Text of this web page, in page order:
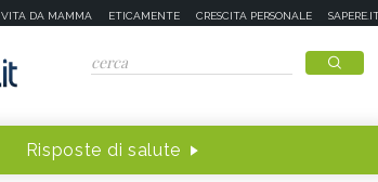
VITA DA MAMMA ETICAMENTE CRESCITA PERSONALE
Risposte di salute